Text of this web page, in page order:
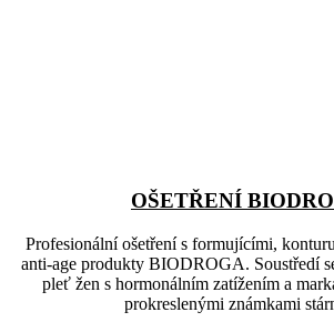
OŠETŘENÍ
Profesionální ošetření s formujícími,
anti-age produkty BIODROGA. Soustředí
pleť žen s hormonálním zatížením a
prokreslenými známkami